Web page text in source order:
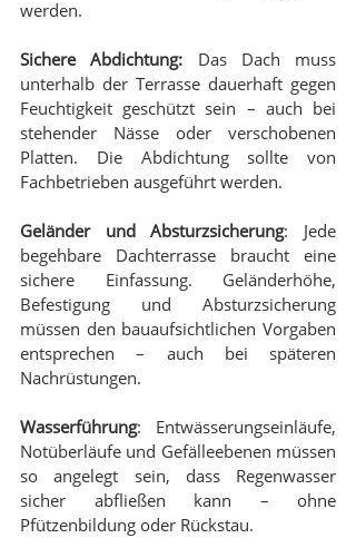
werden.
Sichere Abdichtung: Das Dach muss
unterhalb der Terrasse dauerhaft gegen
Feuchtigkeit geschützt sein – auch bei
stehender Nässe oder verschobenen
Platten. Die Abdichtung sollte von
Fachbetrieben ausgeführt werden.
Geländer und Absturzsicherung: Jede
begehbare Dachterrasse braucht eine
sichere Einfassung. Geländerhöhe,
Befestigung und Absturzsicherung
müssen den bauaufsichtlichen Vorgaben
entsprechen – auch bei späteren
Nachrüstungen.
Wasserführung: Entwässerungseinläufe,
Notüberläufe und Gefälleebenen müssen
so angelegt sein, dass Regenwasser
sicher abfließen kann – ohne
Pfützenbildung oder Rückstau.